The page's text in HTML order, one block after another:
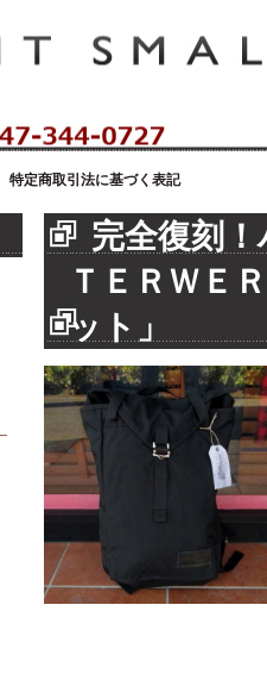
特定商取引法に基づく表記
完全復刻
ＴＥＲＷＥ
ット」